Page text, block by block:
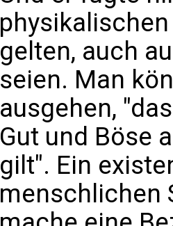
gelten, auch
seien. Man
ausgehen,
Gut und Böse
gilt". Ein
menschlichen